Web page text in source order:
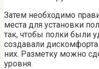
Затем необходимо
места для установки
так, чтобы полки были
создавали
них. Разметку можно
уровня.